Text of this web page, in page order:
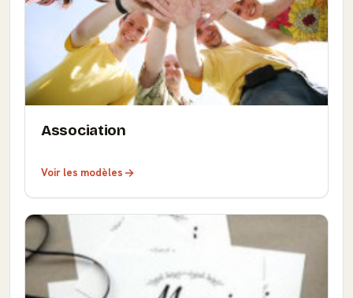
Association
Voir les modèles